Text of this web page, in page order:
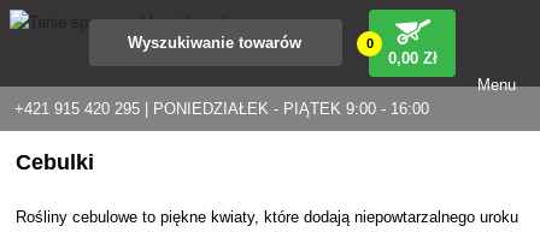
+421 915 420 295 | PONIEDZIAŁEK - PIĄTEK 9:00 - 16:00
0
0,00 Zł
Menu
Cebulki
Rośliny cebulowe to piękne kwiaty, które dodają niepowtarzalnego uroku